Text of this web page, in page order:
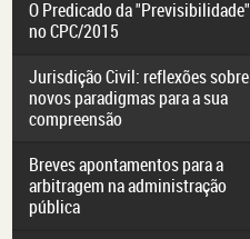
O Predicado da "Previsibilidade"
no CPC/2015
Jurisdição Civil: reflexões sobre
novos paradigmas para a sua
compreensão
Breves apontamentos para a
arbitragem na administração
pública